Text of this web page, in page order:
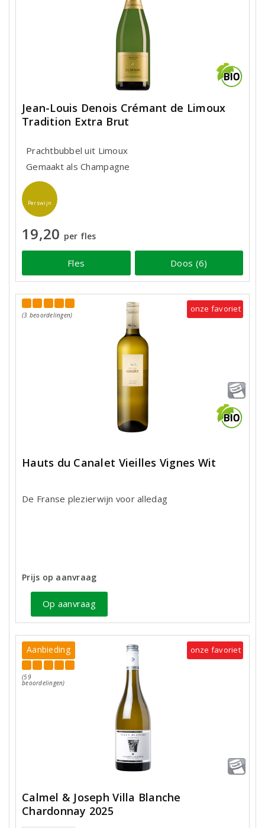
Jean-Louis Denois Crémant de Limoux
Tradition Extra Brut
Prachtbubbel uit Limoux
Gemaakt als Champagne
Perswijn
19,20 per fles
Fles Doos (6)
(3 beoordelingen)
onze favoriet
Hauts du Canalet Vieilles Vignes Wit
De Franse plezierwijn voor alledag
Prijs op aanvraag
Op aanvraag
Aanbieding
(59
beoordelingen)
onze favoriet
Calmel & Joseph Villa Blanche
Chardonnay 2025